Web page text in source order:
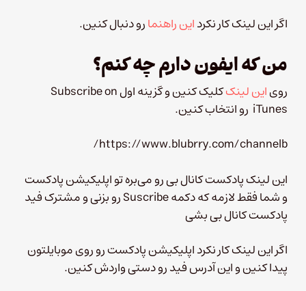
اگر این لینک کار نکرداین راهنمارو دنبال کنین.
من که ایفون دارم چه کنم؟
رویاین لینک
کلیک کنین و گزینه اول Subscribe on
iTunes رو انتخاب کنین.
https://www.blubrry.com/channelb/
این لینک پادکست کانال بی رو می‌بره تو اپلیکیشن پادکست
و شما فقط لازمه که دکمه Suscribe رو بزنی و مشترک فید
پادکست کانال بی بشی
اگر این لینک کار نکرد اپلیکیشن پادکست رو روی موبایلتون
پیدا کنین و این آدرس فید رو دستی واردش کنین.